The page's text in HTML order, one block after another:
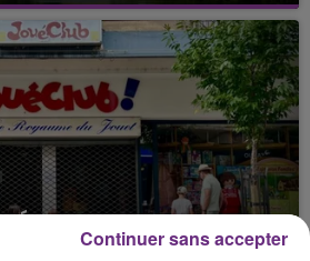
est à l'arrêt. Une situation
intense qui est toujours
DE REIMS FERME
Continuer sans accepter